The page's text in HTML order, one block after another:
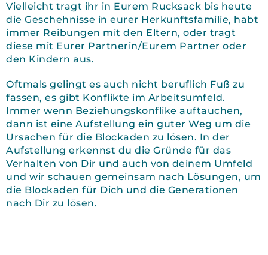
Vielleicht tragt ihr in Eurem Rucksack bis heute
die Geschehnisse in eurer Herkunftsfamilie, habt
immer Reibungen mit den Eltern, oder tragt
diese mit Eurer Partnerin/Eurem Partner oder
den Kindern aus.
Oftmals gelingt es auch nicht beruflich Fuß zu
fassen, es gibt Konflikte im Arbeitsumfeld.
Immer wenn Beziehungskonflike auftauchen,
dann ist eine Aufstellung ein guter Weg um die
Ursachen für die Blockaden zu lösen. In der
Aufstellung erkennst du die Gründe für das
Verhalten von Dir und auch von deinem Umfeld
und wir schauen gemeinsam nach Lösungen, um
die Blockaden für Dich und die Generationen
nach Dir zu lösen.